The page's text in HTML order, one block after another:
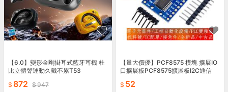
【6.0】變形金剛掛耳式藍牙耳機 杜
比立體聲運動久戴不累T53
872 947
【量大價優】PCF8575 模塊 擴展IO
口擴展板PCF8575擴展板I2C通信
52